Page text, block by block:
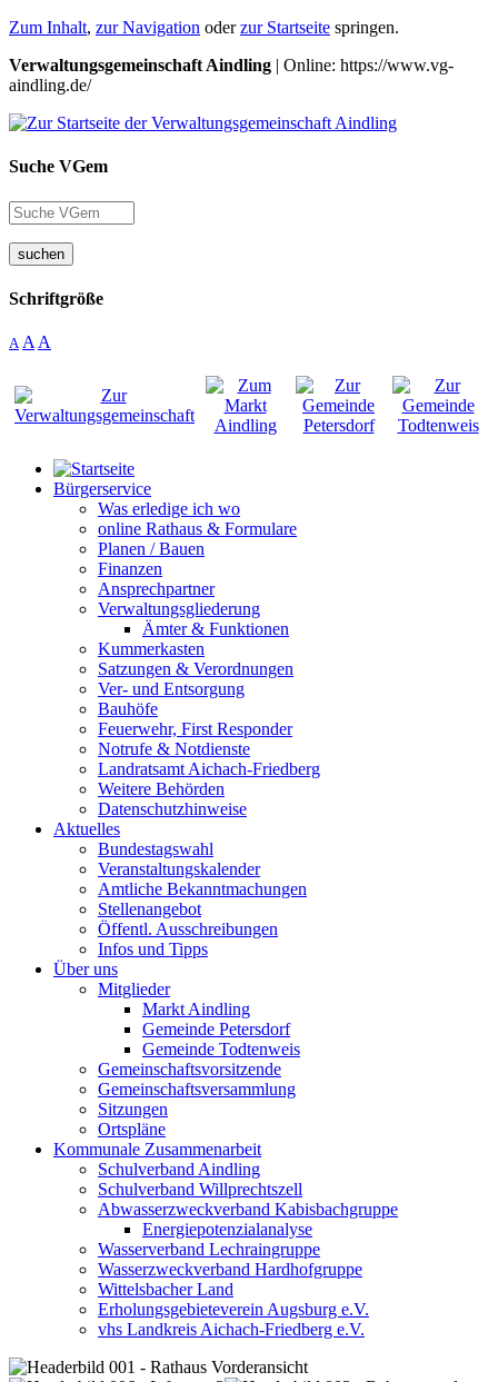
Zum Inhalt, zur Navigation oderzur Startseite springen.
Verwaltungsgemeinschaft Aindling | Online: https://www.vg-
aindling.de/
Suche VGem
suchen
Schriftgröße
A A A
Bürgerservice
Was erledige ich wo
online Rathaus & Formulare
Planen / Bauen
Finanzen
Ansprechpartner
Verwaltungsgliederung
Ämter & Funktionen
Kummerkasten
Satzungen & Verordnungen
Ver- und Entsorgung
Bauhöfe
Feuerwehr, First Responder
Notrufe & Notdienste
Landratsamt Aichach-Friedberg
Weitere Behörden
Datenschutzhinweise
Aktuelles
Bundestagswahl
Veranstaltungskalender
Amtliche Bekanntmachungen
Stellenangebot
Öffentl. Ausschreibungen
Infos und Tipps
Über uns
Mitglieder
Markt Aindling
Gemeinde Petersdorf
Gemeinde Todtenweis
Gemeinschaftsvorsitzende
Gemeinschaftsversammlung
Sitzungen
Ortspläne
Kommunale Zusammenarbeit
Schulverband Aindling
Schulverband Willprechtszell
Abwasserzweckverband Kabisbachgruppe
Energiepotenzialanalyse
Wasserverband Lechraingruppe
Wasserzweckverband Hardhofgruppe
Wittelsbacher Land
Erholungsgebieteverein Augsburg e.V.
vhs Landkreis Aichach-Friedberg e.V.